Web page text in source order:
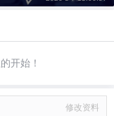
开始！
修改资料